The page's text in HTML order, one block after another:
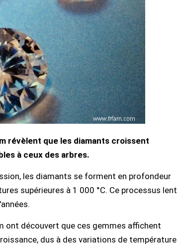
révèlent que les diamants croissent
à ceux des arbres.
les diamants se forment en profondeur
supérieures à 1 000 °C. Ce processus lent
ont découvert que ces gemmes affichent
dus à des variations de température